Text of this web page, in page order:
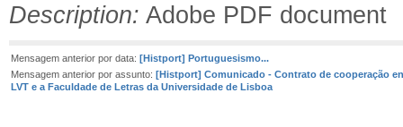
Description: Adobe PDF document
Mensagem anterior por data: [Histport] Portuguesismo...
Mensagem anterior por assunto: [Histport] Comunicado - Contrato de cooperação
LVT e a Faculdade de Letras da Universidade de Lisboa